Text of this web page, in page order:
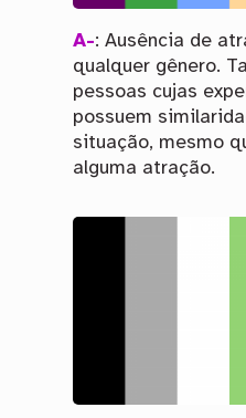
A-: Ausência de
qualquer gênero.
pessoas cujas
possuem
situação, mesmo
alguma atração.